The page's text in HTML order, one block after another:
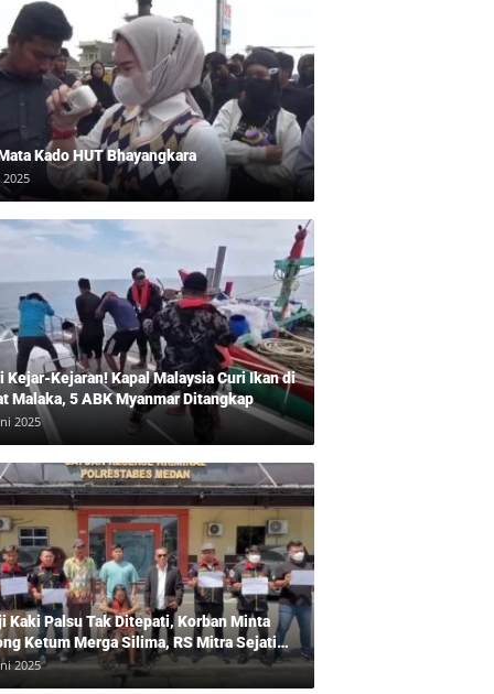
Kado HUT Bhayangkara
2025
Kejar-Kejaran! Kapal Malaysia Curi Ikan di
Malaka, 5 ABK Myanmar Ditangkap
2025
Kaki Palsu Tak Ditepati, Korban Minta
Ketum Merga Silima, RS Mitra Sejati
Kuasa Hukum, Hans Silalahi
Julita Cari Keadilan
2025